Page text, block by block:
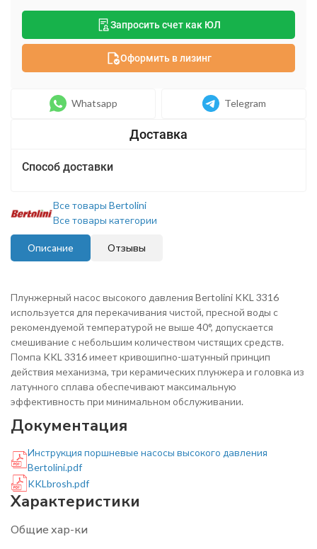
Запросить счет как ЮЛ
Оформить в лизинг
Whatsapp Telegram
Способ доставки
Все товары Bertolini
Все товары категории
Описание Отзывы
Плунжерный насос высокого давления Bertolini KKL 3316
используется для перекачивания чистой, пресной воды с
рекомендуемой температурой не выше 40°, допускается
смешивание с небольшим количеством чистящих средств.
Помпа KKL 3316 имеет кривошипно-шатунный принцип
действия механизма, три керамических плунжера и головка из
латунного сплава обеспечивают максимальную
эффективность при минимальном обслуживании.
Документация
Инструкция поршневые насосы высокого давления
Bertolini.pdf
KKLbrosh.pdf
Характеристики
Общие хар-ки